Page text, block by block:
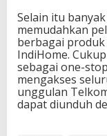
Selain itu
memudahkan
berbagai
IndiHome.
sebagai one-
mengakses
unggulan
dapat diunduh